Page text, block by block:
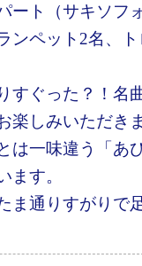
ート（サキソフ
ンペット2名、
すぐった？！名
楽しみいただき
は一味違う「あ
ます。
ま通りすがりで